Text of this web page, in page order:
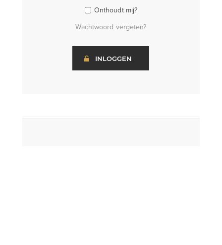
Onthoudt mij?
Wachtwoord vergeten?
INLOGGEN